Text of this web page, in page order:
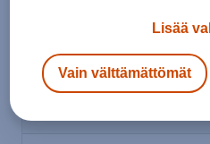
Lantion ympärys (cm)
Champion yläosat - Miehet
Lisää
Vain välttämättömät